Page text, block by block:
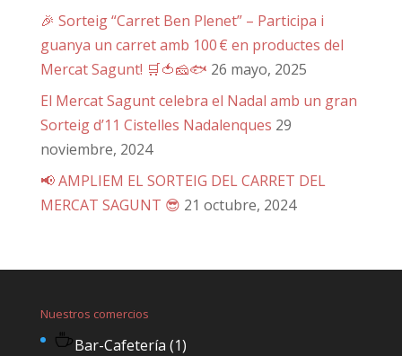
🎉 Sorteig “Carret Ben Plenet” – Participa i
guanya un carret amb 100 € en productes del
Mercat Sagunt! 🛒🍅🧀🐟 26 mayo, 2025
El Mercat Sagunt celebra el Nadal amb un gran
Sorteig d’11 Cistelles Nadalenques 29
noviembre, 2024
📢 AMPLIEM EL SORTEIG DEL CARRET DEL
MERCAT SAGUNT 😎 21 octubre, 2024
Nuestros comercios
Bar-Cafetería (1)